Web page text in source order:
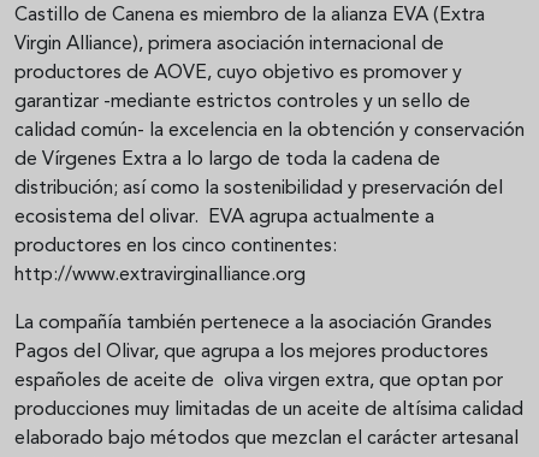
Castillo de Canena es miembro de la alianza EVA (Extra
Virgin Alliance), primera asociación internacional de
productores de AOVE, cuyo objetivo es promover y
garantizar -mediante estrictos controles y un sello de
calidad común- la excelencia en la obtención y conservación
de Vírgenes Extra a lo largo de toda la cadena de
distribución; así como la sostenibilidad y preservación del
ecosistema del olivar. EVA agrupa actualmente a
productores en los cinco continentes:
http://www.extravirginalliance.org
La compañía también pertenece a la asociación Grandes
Pagos del Olivar, que agrupa a los mejores productores
españoles de aceite de oliva virgen extra, que optan por
producciones muy limitadas de un aceite de altísima calidad
elaborado bajo métodos que mezclan el carácter artesanal